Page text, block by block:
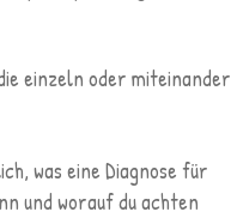
einzeln oder miteinander
was eine Diagnose für
und worauf du achten